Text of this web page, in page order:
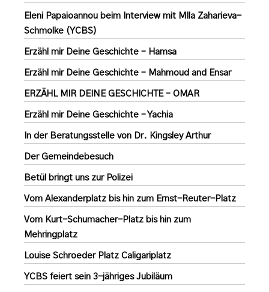
Eleni Papaioannou beim Interview mit MIla Zaharieva-
Schmolke (YCBS)
Erzähl mir Deine Geschichte – Hamsa
Erzähl mir Deine Geschichte – Mahmoud and Ensar
ERZÄHL MIR DEINE GESCHICHTE – OMAR
Erzähl mir Deine Geschichte – Yachia
In der Beratungsstelle von Dr. Kingsley Arthur
Der Gemeindebesuch
Betül bringt uns zur Polizei
Vom Alexanderplatz bis hin zum Ernst-Reuter-Platz
Vom Kurt-Schumacher-Platz bis hin zum
Mehringplatz
Louise Schroeder Platz Caligariplatz
YCBS feiert sein 3-jähriges Jubiläum